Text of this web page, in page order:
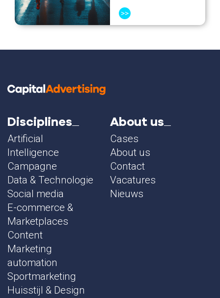
>>
Disciplines
Artificial
Intelligence
Campagne
Data & Technologie
Social media
E-commerce &
Marketplaces
Content
Marketing
automation
Sportmarketing
Huisstijl & Design
About us
Cases
About us
Contact
Vacatures
Nieuws